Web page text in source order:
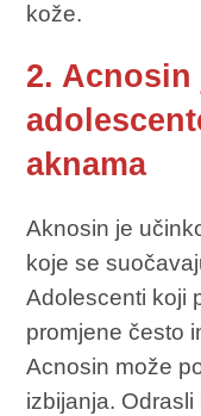
kože.
2.
aknama
Aknosin je
koje se
Adolescenti koji
promjene često
Acnosin može
izbijanja.